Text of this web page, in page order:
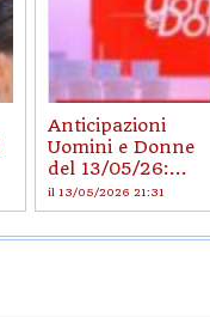
Anticipazioni
Uomini e Donne
del 13/05/26:...
il 13/05/2026 21:31